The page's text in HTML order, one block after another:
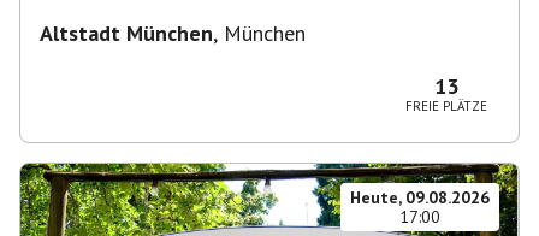
Altstadt München, München
13
FREIE PLÄTZE
Heute, 09.08.2026
17:00